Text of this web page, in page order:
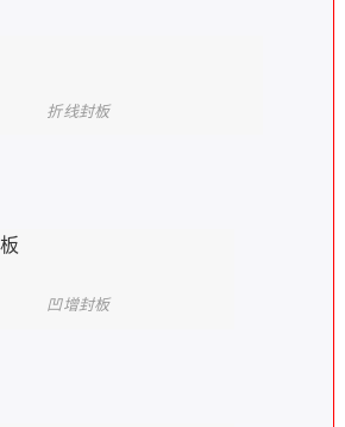
折线封板
凹增封板